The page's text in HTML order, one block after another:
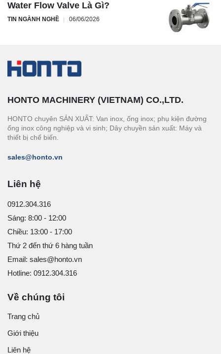
Water Flow Valve Là Gì?
TIN NGÀNH NGHỀ 06/06/2026
HONTO MACHINERY (VIETNAM) CO.,LTD.
HONTO chuyên SẢN XUẤT: Van inox, ống inox; phụ kiện đường
ống inox công nghiệp và vi sinh; Dây chuyền sản xuất: Máy và
thiết bị chế biến.
sales@honto.vn
Liên hệ
0912.304.316
Sáng: 8:00 - 12:00
Chiều: 13:00 - 17:00
Thứ 2 đến thứ 6 hàng tuần
Email: sales@honto.vn
Hotline: 0912.304.316
Về chúng tôi
Trang chủ
Giới thiệu
Liên hệ